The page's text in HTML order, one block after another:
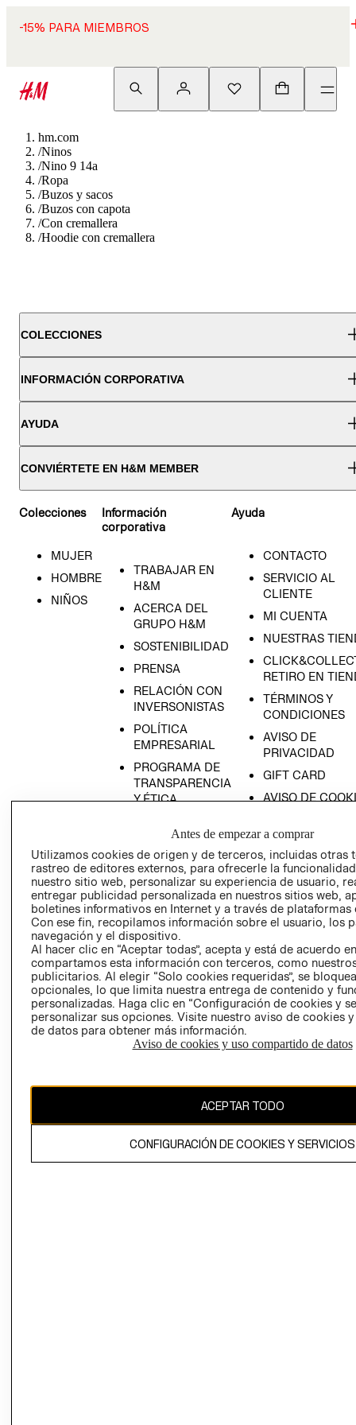
-15% PARA MIEMBROS
hm.com
/Ninos
/Nino 9 14a
/Ropa
/Buzos y sacos
/Buzos con capota
/Con cremallera
/Hoodie con cremallera
COLECCIONES
INFORMACIÓN CORPORATIVA
AYUDA
CONVIÉRTETE EN H&M MEMBER
Colecciones
MUJER
HOMBRE
NIÑOS
Información
corporativa
TRABAJAR EN
H&M
ACERCA DEL
GRUPO H&M
SOSTENIBILIDAD
PRENSA
RELACIÓN CON
INVERSONISTAS
POLÍTICA
EMPRESARIAL
PROGRAMA DE
TRANSPARENCIA
Y ÉTICA
PROGRAMA DE
TRANSPARENCIA
Y ÉTICA (INGLÉS)
Ayuda
CONTACTO
SERVICIO AL
CLIENTE
MI CUENTA
NUESTRAS
RETIRO EN
TÉRMINOS Y
CONDICIONES
AVISO DE
PRIVACIDAD
GIFT CARD
AVISO DE
DE INDUSTRIA Y
COMERCIO - SIC
PETICIONES
QUEJAS Y
RECLAMOS
Colombia ($)
propiedad de H&M Hennes & Mauritz AB.
Antes de empezar a comprar
Utilizamos cookies de origen y de terceros, incluidas otras
rastreo de editores externos, para ofrecerle la
nuestro sitio web, personalizar su experiencia de usuario,
entregar publicidad personalizada en nuestros sitios web,
boletines informativos en Internet y a través de plataformas
Con ese fin, recopilamos información sobre el usuario, los
navegación y el dispositivo.
Al hacer clic en “Aceptar todas”, acepta y está de acuerdo
compartamos esta información con terceros, como
publicitarios. Al elegir “Solo cookies requeridas”, se
opcionales, lo que limita nuestra entrega de contenido y
personalizadas. Haga clic en “Configuración de cookies y
personalizar sus opciones. Visite nuestro aviso de cookies
de datos para obtener más información.
Aviso de cookies y uso compartido de datos
ACEPTAR TODO
CONFIGURACIÓN DE COOKIES Y SERVICIOS